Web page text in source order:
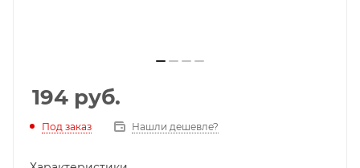
194 руб.
Под заказ Нашли дешевле?